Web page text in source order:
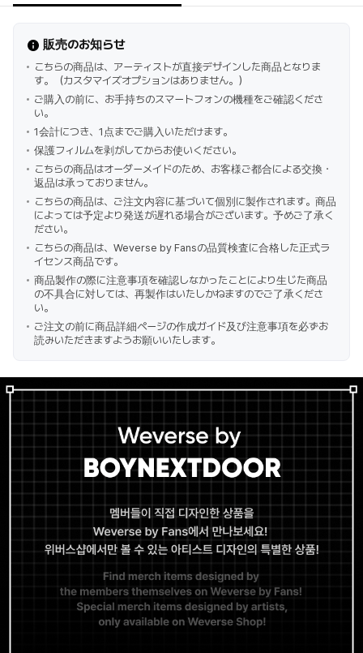
販売のお知らせ
こちらの商品は、アーティストが直接デザインした商品となりま
す。（カスタマイズオプションはありません。）
ご購入の前に、お手持ちのスマートフォンの機種をご確認くださ
い。
1会計につき、1点までご購入いただけます。
保護フィルムを剥がしてからお使いください。
こちらの商品はオーダーメイドのため、お客様ご都合による交換・
返品は承っておりません。
こちらの商品は、ご注文内容に基づいて個別に製作されます。商品
によっては予定より発送が遅れる場合がございます。予めご了承く
ださい。
こちらの商品は、Weverse by Fansの品質検査に合格した正式ラ
イセンス商品です。
商品製作の際に注意事項を確認しなかったことにより生じた商品
の不具合に対しては、再製作はいたしかねますのでご了承くださ
い。
ご注文の前に商品詳細ページの作成ガイド及び注意事項を必ずお
読みいただきますようお願いいたします。